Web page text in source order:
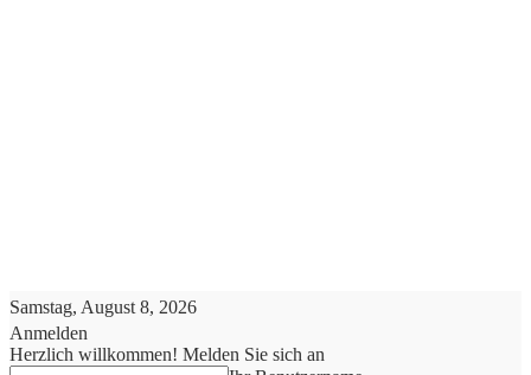
Samstag, August 8, 2026
Anmelden
Herzlich willkommen! Melden Sie sich an